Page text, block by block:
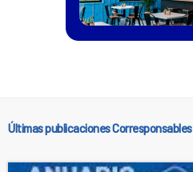
Últimas publicaciones Corresponsables